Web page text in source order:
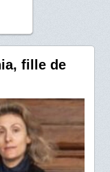
fille de